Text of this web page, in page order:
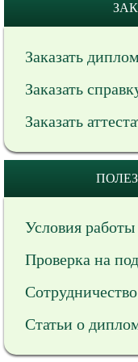
Заказать диплом
Заказать
Заказать
Условия
Проверка на
Статьи о